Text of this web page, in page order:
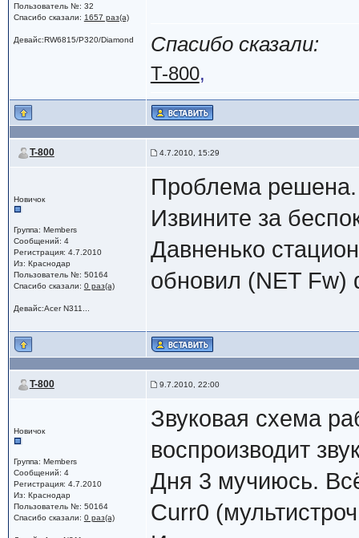
Пользователь №: 32
Спасибо сказали: 1657 раз(а)
Девайс:RW6815/P320/Diamond Спасибо сказали:
T-800,
T-800 4.7.2010, 15:29
Новичок
Группа: Members
Сообщений: 4
Регистрация: 4.7.2010
Из: Краснодар
Пользователь №: 50164
Спасибо сказали: 0 раз(а)
Девайс:Acer N311...
Проблема решена.
Извините за
Давненько
обновил (NET Fw)
T-800 9.7.2010, 22:00
Новичок
Группа: Members
Сообщений: 4
Регистрация: 4.7.2010
Из: Краснодар
Пользователь №: 50164
Спасибо сказали: 0 раз(а)
Звуковая схема
воспроизводит
Дня 3 мучиюсь.
Curr0